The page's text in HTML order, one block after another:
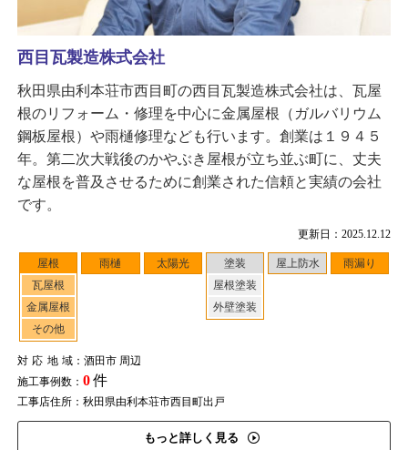
更新日：2025.12.12
屋根
瓦屋根
金属屋根
その他
雨樋 太陽光
塗装
屋根塗装
外壁塗装
屋上防水 雨漏り
対応地域：酒田市 周辺
施工事例数： 0件
工事店住所：秋田県由利本荘市西目町出戸
もっと詳しく見る
西目瓦製造株式会社
秋田県由利本荘市西目町の西目瓦製造株式会社は、瓦屋
根のリフォーム・修理を中心に金属屋根（ガルバリウム
鋼板屋根）や雨樋修理なども行います。創業は１９４５
年。第二次大戦後のかやぶき屋根が立ち並ぶ町に、丈夫
な屋根を普及させるために創業された信頼と実績の会社
です。